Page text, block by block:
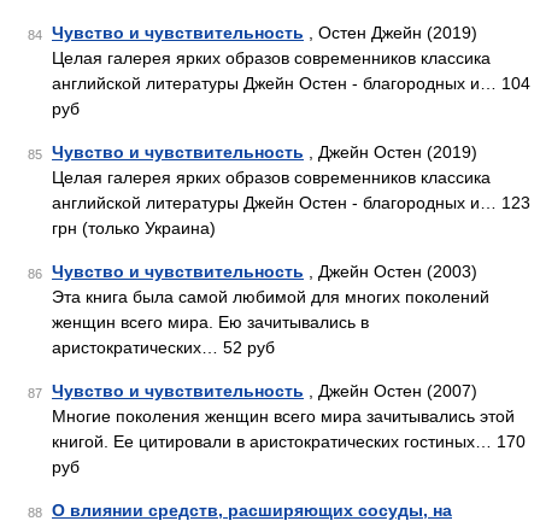
84 Чувство и чувствительность , Остен Джейн (2019)
Целая галерея ярких образов современников классика
английской литературы Джейн Остен - благородных и… 104
руб
85 Чувство и чувствительность , Джейн Остен (2019)
Целая галерея ярких образов современников классика
английской литературы Джейн Остен - благородных и… 123
грн (только Украина)
86 Чувство и чувствительность , Джейн Остен (2003)
Эта книга была самой любимой для многих поколений
женщин всего мира. Ею зачитывались в
аристократических… 52 руб
87 Чувство и чувствительность , Джейн Остен (2007)
Многие поколения женщин всего мира зачитывались этой
книгой. Ее цитировали в аристократических гостиных… 170
руб
88
О влиянии средств, расширяющих сосуды, на